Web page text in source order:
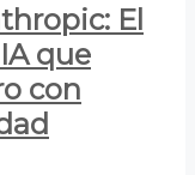
El
que
con